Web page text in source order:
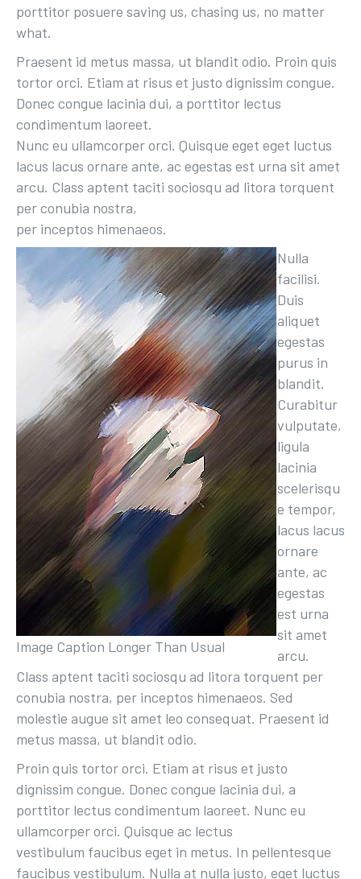
porttitor posuere saving us, chasing us, no matter
what.
Praesent id metus massa, ut blandit odio. Proin quis
tortor orci. Etiam at risus et justo dignissim congue.
Donec congue lacinia dui, a porttitor lectus
condimentum laoreet.
Nunc eu ullamcorper orci. Quisque eget eget luctus
lacus lacus ornare ante, ac egestas est urna sit amet
arcu. Class aptent taciti sociosqu ad litora torquent
per conubia nostra,
per inceptos himenaeos.
Image Caption Longer Than Usual
Nulla
facilisi.
Duis
aliquet
egestas
purus in
blandit.
Curabitur
vulputate,
ligula
lacinia
scelerisqu
e tempor,
lacus lacus
ornare
ante, ac
egestas
est urna
sit amet
arcu.
Class aptent taciti sociosqu ad litora torquent per
conubia nostra, per inceptos himenaeos. Sed
molestie augue sit amet leo consequat. Praesent id
metus massa, ut blandit odio.
Proin quis tortor orci. Etiam at risus et justo
dignissim congue. Donec congue lacinia dui, a
porttitor lectus condimentum laoreet. Nunc eu
ullamcorper orci. Quisque ac lectus
vestibulum faucibus eget in metus. In pellentesque
faucibus vestibulum. Nulla at nulla justo, eget luctus